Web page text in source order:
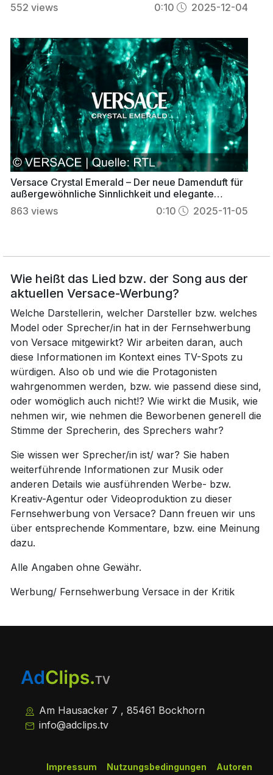
552 views 0:10 2025-12-04
Versace Crystal Emerald – Der neue Damenduft für
außergewöhnliche Sinnlichkeit und elegante
Ausstrahlung
863 views 0:10 2025-11-05
Wie heißt das Lied bzw. der Song aus der
aktuellen Versace-Werbung?
Welche Darstellerin, welcher Darsteller bzw. welches
Model oder Sprecher/in hat in der Fernsehwerbung
von Versace mitgewirkt? Wir arbeiten daran, auch
diese Informationen im Kontext eines TV-Spots zu
würdigen. Also ob und wie die Protagonisten
wahrgenommen werden, bzw. wie passend diese sind,
oder womöglich auch nicht!? Wie wirkt die Musik, wie
nehmen wir, wie nehmen die Beworbenen generell die
Stimme der Sprecherin, des Sprechers wahr?
Sie wissen wer Sprecher/in ist/ war? Sie haben
weiterführende Informationen zur Musik oder
anderen Details wie ausführenden Werbe- bzw.
Kreativ-Agentur oder Videoproduktion zu dieser
Fernsehwerbung von Versace? Dann freuen wir uns
über entsprechende Kommentare, bzw. eine Meinung
dazu.
Alle Angaben ohne Gewähr.
Werbung/ Fernsehwerbung Versace in der Kritik
Am Hausacker 7 , 85461 Bockhorn
info@adclips.tv
Autoren
Nutzungsbedingungen
Impressum